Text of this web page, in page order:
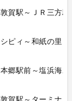
敦賀駅～ＪＲ三方駅
シピィ～和紙の里
本郷駅前～塩浜海
敦賀駅～ターミナル